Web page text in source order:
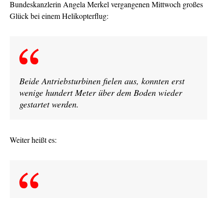
Bundeskanzlerin Angela Merkel vergangenen Mittwoch großes
Glück bei einem Helikopterflug:
Beide Antriebsturbinen fielen aus, konnten erst
wenige hundert Meter über dem Boden wieder
gestartet werden.
Weiter heißt es: